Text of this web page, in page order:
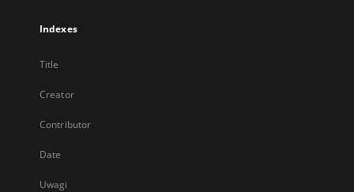
Indexes
Title
Creator
Contributor
Date
Uwagi